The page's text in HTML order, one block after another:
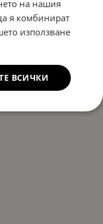
на нашия
я комбинират
използване
ВСИЧКИ